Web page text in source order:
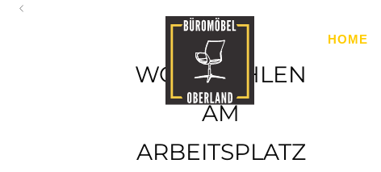
HOME
WOHLFÜHLEN
AM
ARBEITSPLATZ